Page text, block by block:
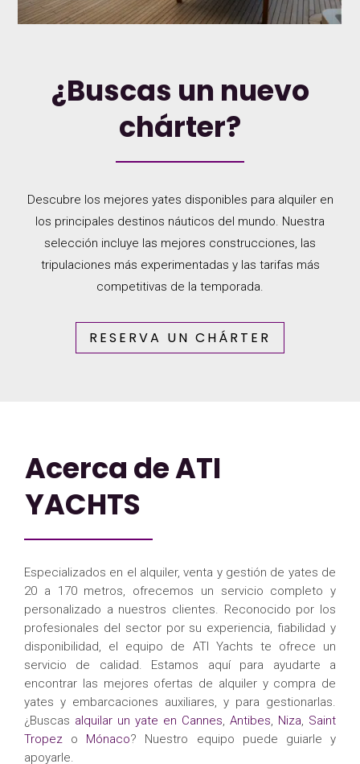
¿Buscas un nuevo
chárter?
Descubre los mejores yates disponibles para alquiler en
los principales destinos náuticos del mundo. Nuestra
selección incluye las mejores construcciones, las
tripulaciones más experimentadas y las tarifas más
competitivas de la temporada.
RESERVA UN CHÁRTER
Acerca de ATI
YACHTS
Especializados en el alquiler, venta y gestión de yates de
20 a 170 metros, ofrecemos un servicio completo y
personalizado a nuestros clientes. Reconocido por los
profesionales del sector por su experiencia, fiabilidad y
disponibilidad, el equipo de ATI Yachts te ofrece un
servicio de calidad. Estamos aquí para ayudarte a
encontrar las mejores ofertas de alquiler y compra de
yates y embarcaciones auxiliares, y para gestionarlas.
¿Buscas alquilar un yate en Cannes, Antibes, Niza, Saint
Tropez o Mónaco? Nuestro equipo puede guiarle y
apoyarle.